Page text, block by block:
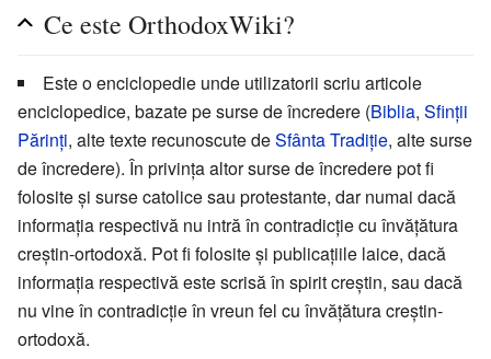
Ce este OrthodoxWiki?
Este o enciclopedie unde utilizatorii scriu articole
enciclopedice, bazate pe surse de încredere (Biblia, Sfinții
Părinți, alte texte recunoscute deSfânta Tradiție, alte surse
de încredere). În privința altor surse de încredere pot fi
folosite și surse catolice sau protestante, dar numai dacă
informația respectivă nu intră în contradicție cu învățătura
creștin-ortodoxă. Pot fi folosite și publicațiile laice, dacă
informația respectivă este scrisă în spirit creștin, sau dacă
nu vine în contradicție în vreun fel cu învățătura creștin-
ortodoxă.